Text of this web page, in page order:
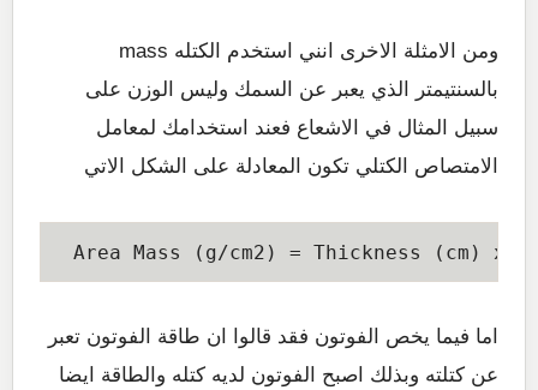
ومن الامثلة الاخرى انني استخدم الكتله mass
بالسنتيمتر الذي يعبر عن السمك وليس الوزن على
سبيل المثال في الاشعاع فعند استخدامك لمعامل
الامتصاص الكتلي تكون المعادلة على الشكل الاتي
اما فيما يخص الفوتون فقد قالوا ان طاقة الفوتون تعبر
عن كتلته وبذلك اصبح الفوتون لديه كتله والطاقة ايضا